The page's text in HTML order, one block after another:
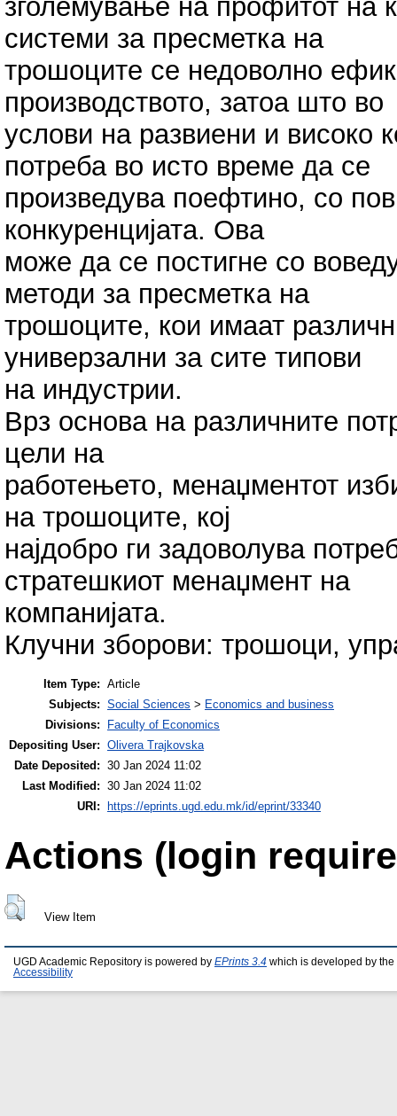
зголемување на профитот на
системи за пресметка на
трошоците се недоволно
производството, затоа што во
услови на развиени и високо
потреба во исто време да се
произведува поефтино, со
конкуренцијата. Ова
може да се постигне со
методи за пресметка на
трошоците, кои имаат
универзални за сите типови
на индустрии.
Врз основа на различните
цели на
работењето, менаџментот
на трошоците, кој
најдобро ги задоволува
стратешкиот менаџмент на
компанијата.
Клучни зборови: трошоци,
Item Type: Article
Subjects: Social Sciences > Economics and business
Divisions:
Faculty of Economics
Depositing User: Olivera Trajkovska
Date Deposited: 30 Jan 2024 11:02
Last Modified: 30 Jan 2024 11:02
URI: https://eprints.ugd.edu.mk/id/eprint/33340
Actions (login
View Item
UGD Academic Repository is powered by EPrints 3.4 which is developed by the
Accessibility